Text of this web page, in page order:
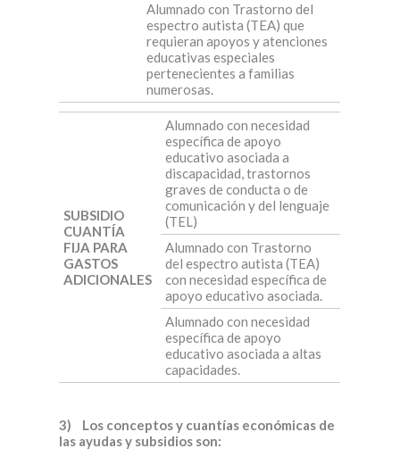
Alumnado con Trastorno del
espectro autista (TEA) que
requieran apoyos y atenciones
educativas especiales
pertenecientes a familias
numerosas.
SUBSIDIO
CUANTÍA
FIJA PARA
GASTOS
ADICIONALES
Alumnado con necesidad
específica de apoyo
educativo asociada a
discapacidad, trastornos
graves de conducta o de
comunicación y del lenguaje
(TEL)
Alumnado con Trastorno
del espectro autista (TEA)
con necesidad específica de
apoyo educativo asociada.
Alumnado con necesidad
específica de apoyo
educativo asociada a altas
capacidades.
3) Los conceptos y cuantías económicas de
las ayudas y subsidios son: